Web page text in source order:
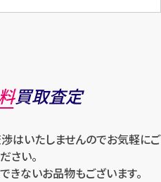
買取査定
はいたしませんのでお気軽にご
さい。
きないお品物もございます。